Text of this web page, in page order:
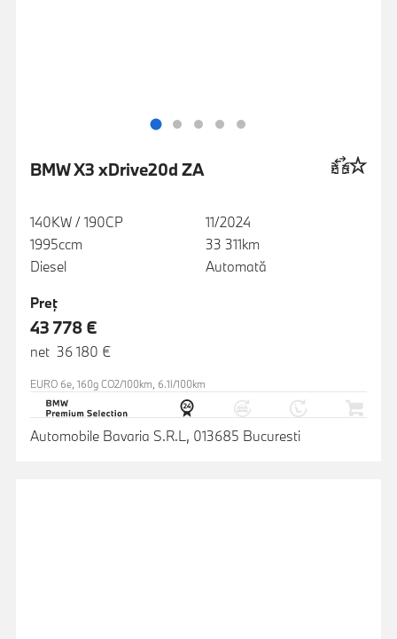
BMW X3 xDrive20d ZA
140KW / 190CP
1995ccm
Diesel
11/2024
33 311km
Automată
Preţ
43 778 €
net 36 180 €
EURO 6e, 160g CO2/100km, 6.1l/100km
Automobile Bavaria S.R.L, 013685 Bucuresti